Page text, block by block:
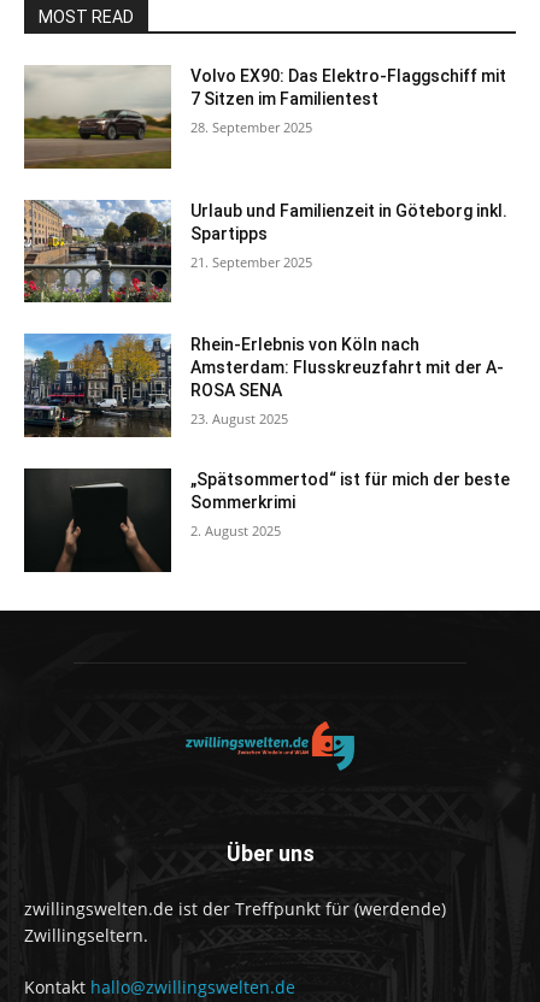
MOST READ
Volvo EX90: Das Elektro-Flaggschiff mit
7 Sitzen im Familientest
28. September 2025
Urlaub und Familienzeit in Göteborg inkl.
Spartipps
21. September 2025
Rhein-Erlebnis von Köln nach
Amsterdam: Flusskreuzfahrt mit der A-
ROSA SENA
23. August 2025
„Spätsommertod“ ist für mich der beste
Sommerkrimi
2. August 2025
Über uns
zwillingswelten.de ist der Treffpunkt für (werdende)
Zwillingseltern.
Kontakt hallo@zwillingswelten.de